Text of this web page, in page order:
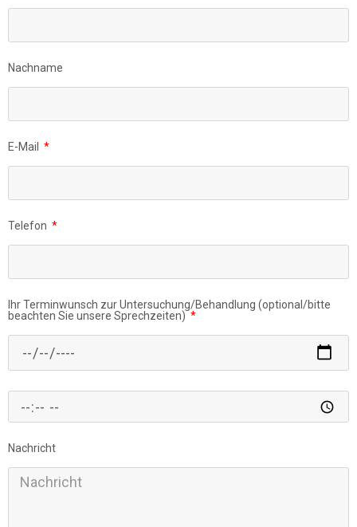
Nachname
E-Mail
Telefon
Ihr Terminwunsch zur Untersuchung/Behandlung (optional/bitte
beachten Sie unsere Sprechzeiten)
Nachricht